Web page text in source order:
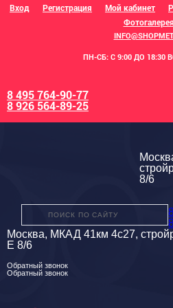
Вход Регистрация Мой кабинет
Фотогалерея
ПН-СБ: С 9:00 ДО 18:30
8 495 764-90-77
8 926 564-89-25
8/6
Москва, МКАД 41км 4с27,
Е 8/6
Обратный звонок
Обратный звонок